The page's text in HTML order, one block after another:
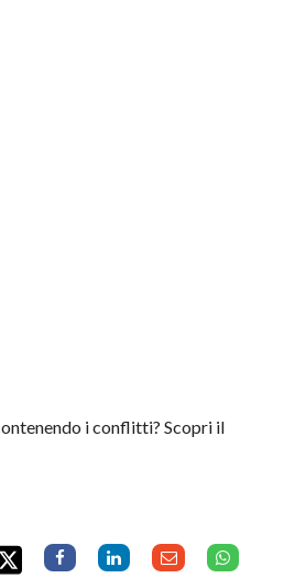
i conflitti? Scopri il